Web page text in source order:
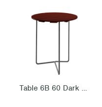
Table 6B 60 Dark red oak with hot galvanized steel base